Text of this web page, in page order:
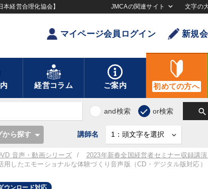
経営合理化協会】 JMCAの関連サイト 文字の
マイページ会員ログイン 新規
経営コラム ご案内 初めての方へ
and検索 or検索 search
から探す 講師名
音声・動画シリーズ
2023年新春全国経営者セミナー収録講
用したエモーショナルな体験づくり音声版（CD・デジタル版対応）